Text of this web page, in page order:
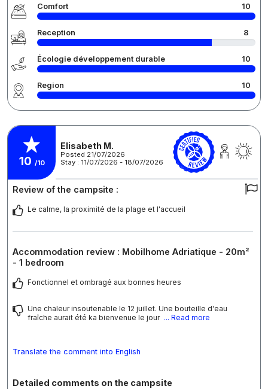
Comfort 10
Reception 8
Écologie développement durable 10
Region 10
10 /10
Elisabeth M.
Posted 21/07/2026
Stay : 11/07/2026 - 18/07/2026
Review of the campsite :
Le calme, la proximité de la plage et l'accueil
Accommodation review : Mobilhome Adriatique - 20m²
- 1 bedroom
Fonctionnel et ombragé aux bonnes heures
Une chaleur insoutenable le 12 juillet. Une bouteille d'eau
fraîche aurait été ka bienvenue le jour ... Read more
Translate the comment into English
Detailed comments on the campsite